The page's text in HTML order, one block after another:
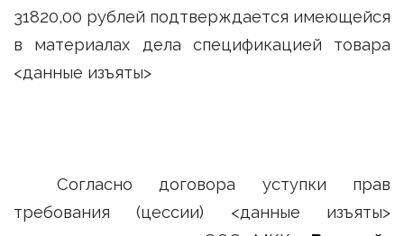
31820,00 рублей подтверждается имеющейся
в материалах дела спецификацией товара
<данные изъяты>
Согласно договора уступки прав
требования (цессии) <данные изъяты>